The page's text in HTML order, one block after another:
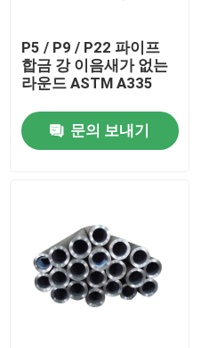
P5 / P9 / P22 파이프
합금 강 이음새가 없는
라운드 ASTM A335
문의 보내기